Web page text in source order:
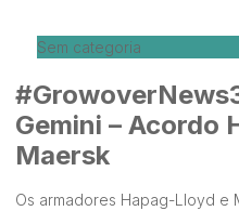
Sem categoria
Gemini – Acordo
Maersk
Os armadores Hapag-Lloyd e